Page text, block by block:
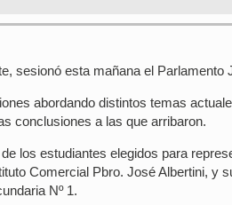
sesionó esta mañana el
abordando distintos temas
conclusiones a las que arribaron.
los estudiantes elegidos para
Comercial Pbro. José Albertini, y
Nº 1.